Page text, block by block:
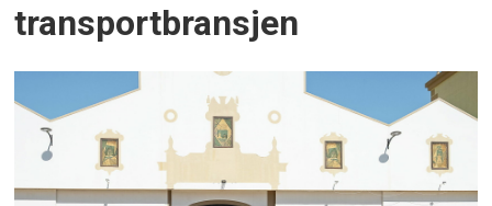
transportbransjen